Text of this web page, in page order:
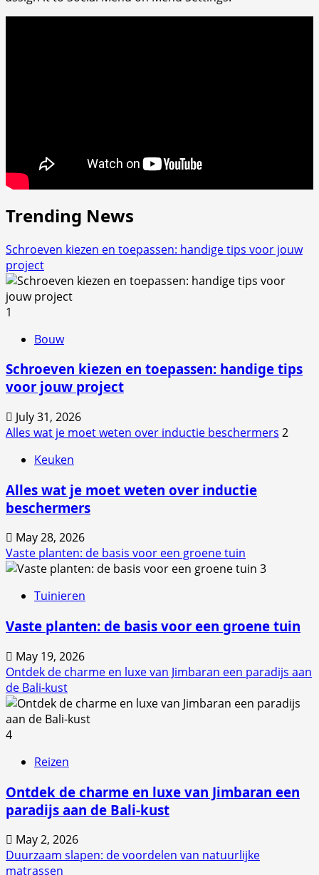
Trending News
Schroeven kiezen en toepassen: handige tips voor jouw
project
1
Bouw
Schroeven kiezen en toepassen: handige tips
voor jouw project
July 31, 2026
Alles wat je moet weten over inductie beschermers 2
Keuken
Alles wat je moet weten over inductie
beschermers
May 28, 2026
Vaste planten: de basis voor een groene tuin
3
Tuinieren
Vaste planten: de basis voor een groene tuin
May 19, 2026
Ontdek de charme en luxe van Jimbaran een paradijs aan
de Bali-kust
4
Reizen
Ontdek de charme en luxe van Jimbaran een
paradijs aan de Bali-kust
May 2, 2026
Duurzaam slapen: de voordelen van natuurlijke
matrassen